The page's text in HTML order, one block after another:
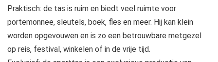
Praktisch: de tas is ruim en biedt veel ruimte voor
portemonnee, sleutels, boek, fles en meer. Hij kan klein
worden opgevouwen en is zo een betrouwbare metgezel
op reis, festival, winkelen of in de vrije tijd.